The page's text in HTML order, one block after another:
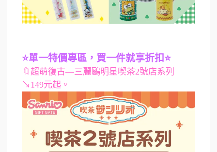
⭐單一特價專區，買一件就享折扣⭐
🔖超萌復古—三麗鷗明星喫茶2號店系列
↘149元起。